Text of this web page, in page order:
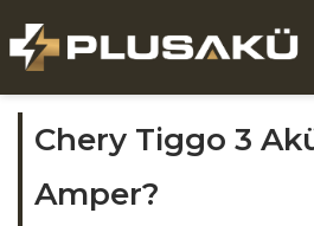
Chery Tiggo 3
Amper?